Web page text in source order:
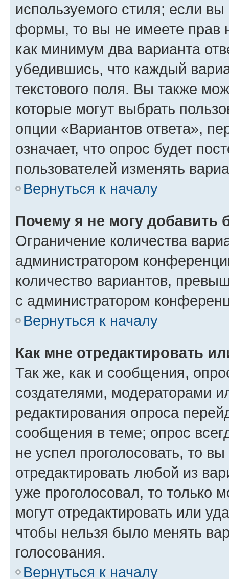
используемого стиля; если
формы, то вы не имеете прав
как минимум два варианта
убедившись, что каждый
текстового поля. Вы также
которые могут выбрать
опции «Вариантов ответа»,
означает, что опрос будет
пользователей изменять
Вернуться к началу
Почему я не могу добавить
Ограничение количества
администратором
количество вариантов,
с администратором
Вернуться к началу
Как мне отредактировать
Так же, как и сообщения,
создателями, модераторами
редактирования опроса
сообщения в теме; опрос
не успел проголосовать, то
отредактировать любой из
уже проголосовал, то только
могут отредактировать или
чтобы нельзя было менять
голосования.
Вернуться к началу